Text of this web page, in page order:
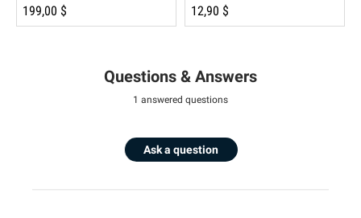
199,00 $ 12,90 $
Questions & Answers
1 answered questions
Ask a question